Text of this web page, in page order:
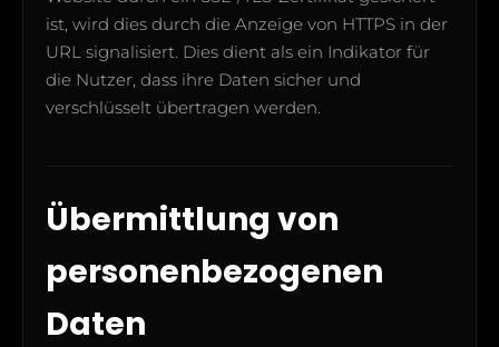
ist, wird dies durch die Anzeige von HTTPS in der
URL signalisiert. Dies dient als ein Indikator für
die Nutzer, dass ihre Daten sicher und
verschlüsselt übertragen werden.
Übermittlung von
personenbezogenen
Daten